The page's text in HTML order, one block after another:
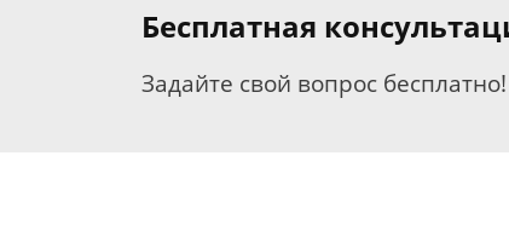
Бесплатная
Задайте свой вопрос